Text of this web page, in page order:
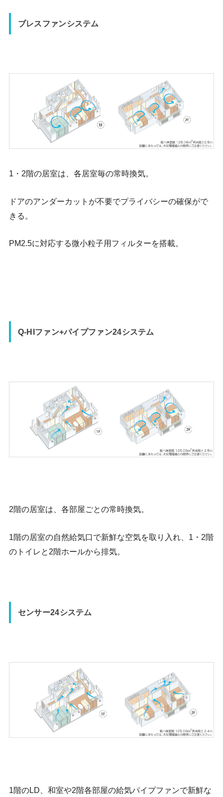
ブレスファンシステム
1・2階の居室は、各居室毎の常時換気。
ドアのアンダーカットが不要でプライバシーの確保がで
きる。
PM2.5に対応する微小粒子用フィルターを搭載。
Q-HIファン+パイプファン24システム
2階の居室は、各部屋ごとの常時換気。
1階の居室の自然給気口で新鮮な空気を取り入れ、1・2階
のトイレと2階ホールから排気。
センサー24システム
1階のLD、和室や2階各部屋の給気パイプファンで新鮮な